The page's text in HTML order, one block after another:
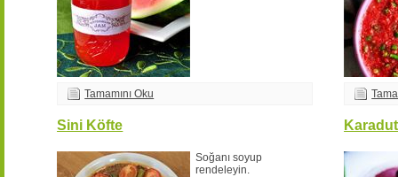
Tamamını Oku
Sini Köfte
Soğanı soyup
rendeleyin.